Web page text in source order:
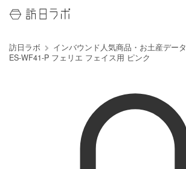
訪日ラボ インバウンド人気商品・お土産データ
ES-WF41-P フェリエ フェイス用 ピンク